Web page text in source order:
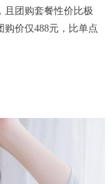
且团购套餐性价比极
购价仅488元，比单点